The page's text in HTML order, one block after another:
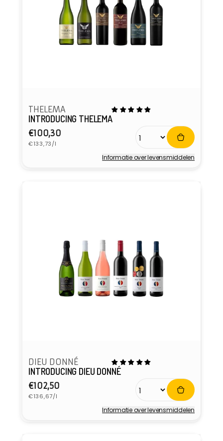
THELEMA
INTRODUCING THELEMA
Normale
prijs
€100,30
Eenheidsprijs
€133,73/l
Informatie over levensmiddelen
DIEU DONNÉ
INTRODUCING DIEU DONNÉ
Normale
prijs
€102,50
Eenheidsprijs
€136,67/l
Informatie over levensmiddelen